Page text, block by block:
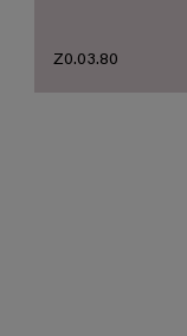
Z0.03.80